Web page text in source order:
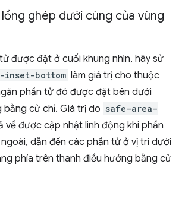
ghép dưới cùng của vùng
được đặt ở cuối khung nhìn, hãy sử
inset-bottom làm giá trị cho thuộc
phần tử đó được đặt bên dưới
bằng cử chỉ. Giá trị do safe-area-
về được cập nhật linh động khi phần
dẫn đến các phần tử ở vị trí dưới
phía trên thanh điều hướng bằng cử